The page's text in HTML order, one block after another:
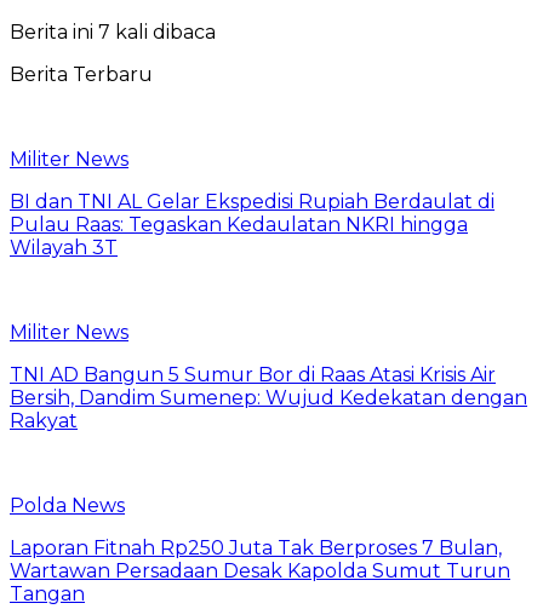
Berita ini 7 kali dibaca
Berita Terbaru
Militer News
BI dan TNI AL Gelar Ekspedisi Rupiah Berdaulat di
Pulau Raas: Tegaskan Kedaulatan NKRI hingga
Wilayah 3T
Militer News
TNI AD Bangun 5 Sumur Bor di Raas Atasi Krisis Air
Bersih, Dandim Sumenep: Wujud Kedekatan dengan
Rakyat
Polda News
Laporan Fitnah Rp250 Juta Tak Berproses 7 Bulan,
Wartawan Persadaan Desak Kapolda Sumut Turun
Tangan